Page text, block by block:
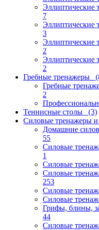
Эллиптические
7
Эллиптические
3
Эллиптические
2
Эллиптические
2
Гребные тренажеры
Гребные
2
Теннисные столы (3)
Силовые тренажеры и
Домашние
55
Силовые
1
Силовые
Силовые
253
Силовые
Силовые
Грифы, блины,
44
Силовые